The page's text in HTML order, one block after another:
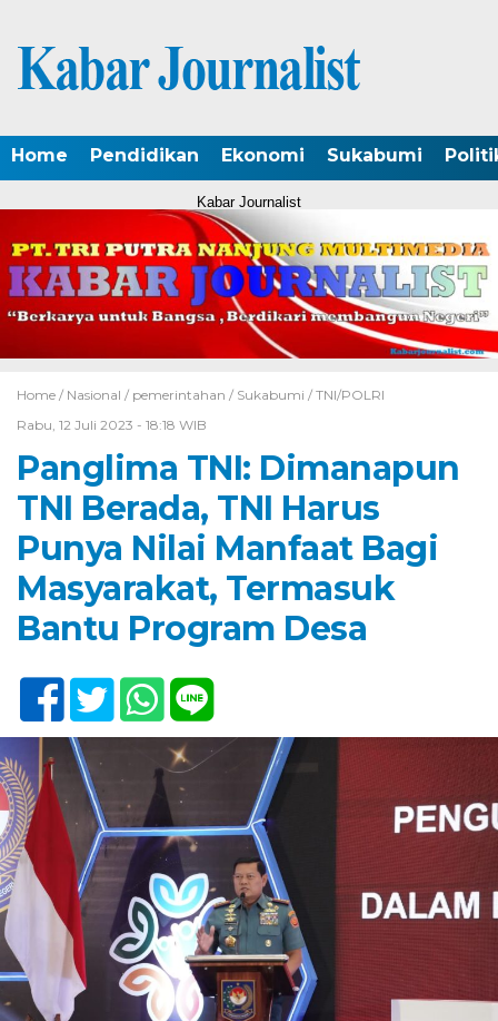
Home Pendidikan Ekonomi Sukabumi
Kabar Journalist
Home / Nasional / pemerintahan / Sukabumi / TNI/POLRI
Rabu, 12 Juli 2023 - 18:18 WIB
Panglima TNI: Dimanapun
TNI Berada, TNI Harus
Punya Nilai Manfaat Bagi
Masyarakat, Termasuk
Bantu Program Desa